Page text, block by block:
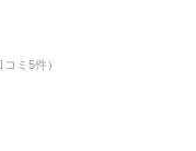
ミ5件）